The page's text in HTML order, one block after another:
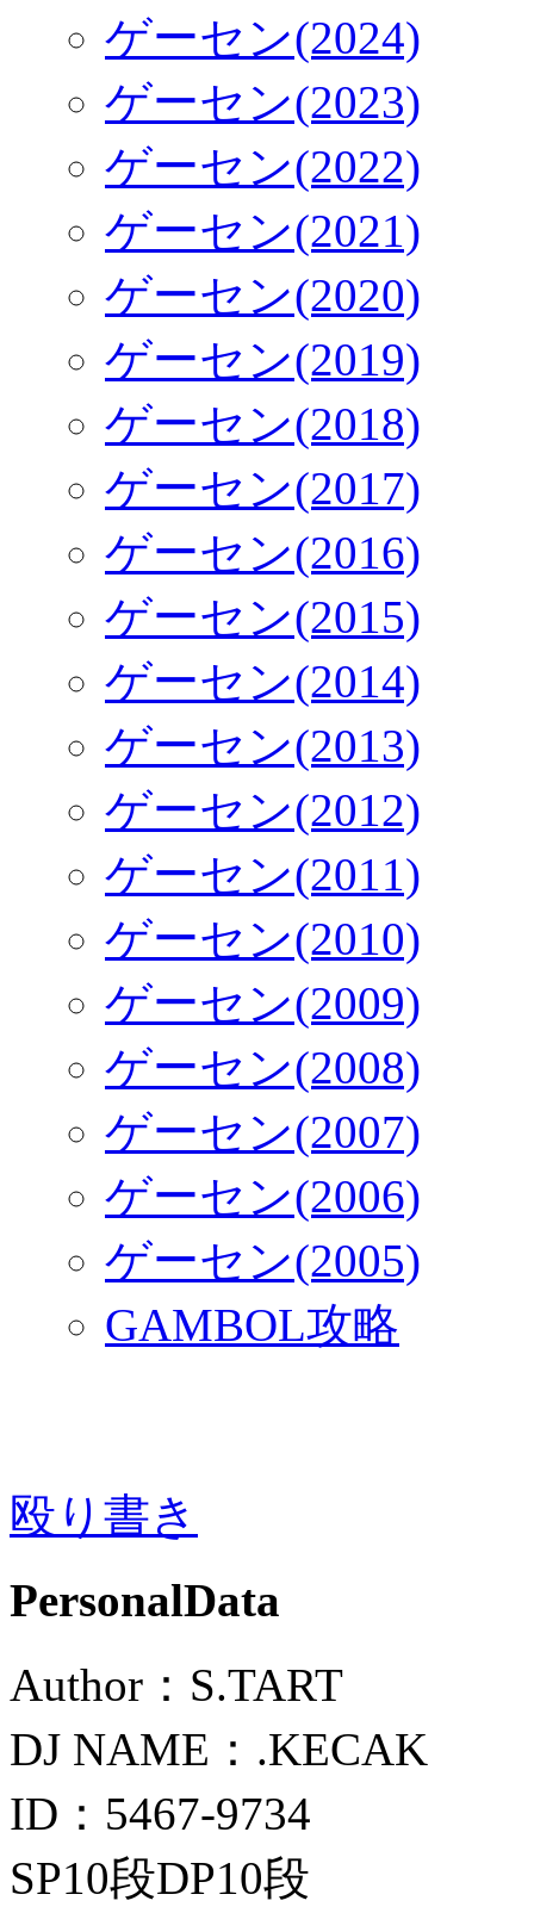
ゲーセン(2024)
ゲーセン(2023)
ゲーセン(2022)
ゲーセン(2021)
ゲーセン(2020)
ゲーセン(2019)
ゲーセン(2018)
ゲーセン(2017)
ゲーセン(2016)
ゲーセン(2015)
ゲーセン(2014)
ゲーセン(2013)
ゲーセン(2012)
ゲーセン(2011)
ゲーセン(2010)
ゲーセン(2009)
ゲーセン(2008)
ゲーセン(2007)
ゲーセン(2006)
ゲーセン(2005)
GAMBOL攻略
殴り書き
PersonalData
Author：S.TART
DJ NAME：.KECAK
ID：5467-9734
SP10段DP10段